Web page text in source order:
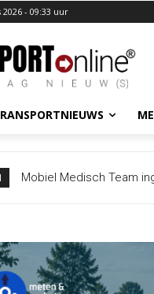
- 09:33 uur
Bermbrand langs A12